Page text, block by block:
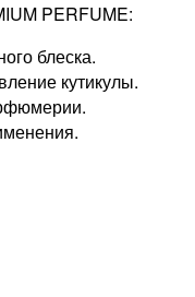
PERFUME:
блеска.
кутикулы.